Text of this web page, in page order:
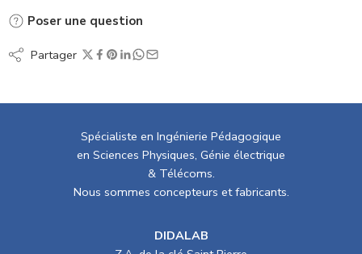
Poser une question
Partager
Spécialiste en Ingénierie Pédagogique
en Sciences Physiques, Génie électrique
& Télécoms.
Nous sommes concepteurs et fabricants.
DIDALAB